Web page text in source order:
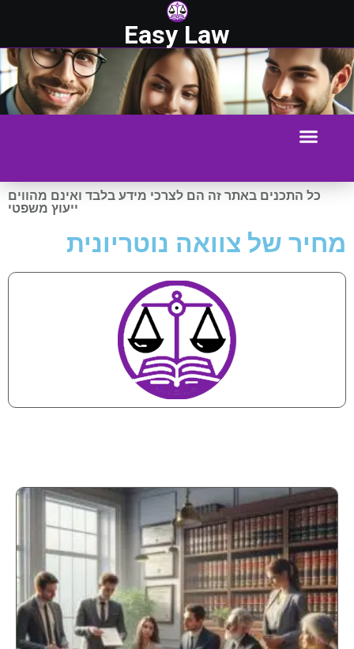
Easy Law
כל התכנים באתר זה הם לצרכי מידע בלבד ואינם מהווים
ייעוץ משפטי
מחיר של צוואה נוטריונית